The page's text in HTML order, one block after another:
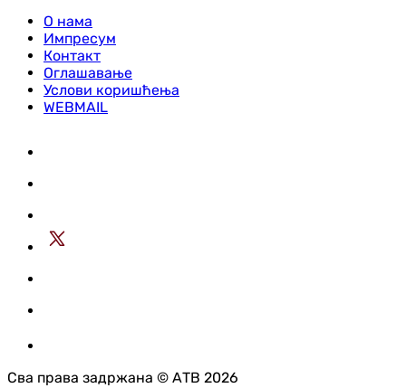
О нама
Импресум
Контакт
Оглашавање
Услови коришћења
WEBMAIL
Сва права задржана © АТВ 2026